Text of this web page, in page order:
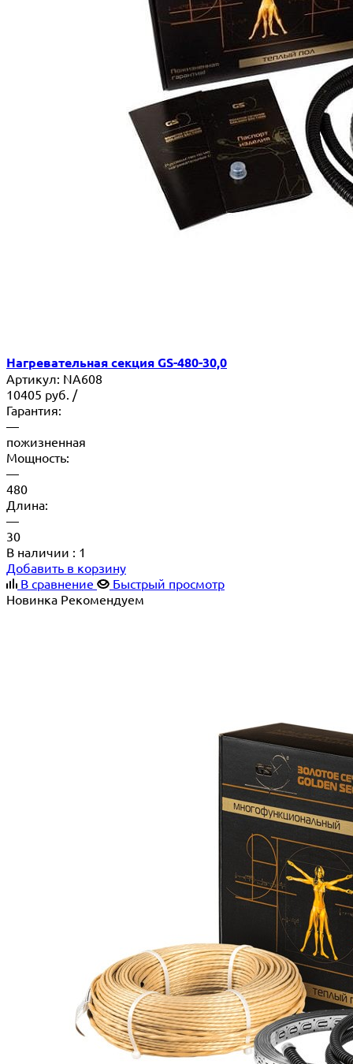
Нагревательная секция GS-480-30,0
Артикул: NA608
10405 руб. /
Гарантия:
—
пожизненная
Мощность:
—
480
Длина:
—
30
В наличии : 1
Добавить в корзину
В сравнение
Быстрый просмотр
Новинка Рекомендуем